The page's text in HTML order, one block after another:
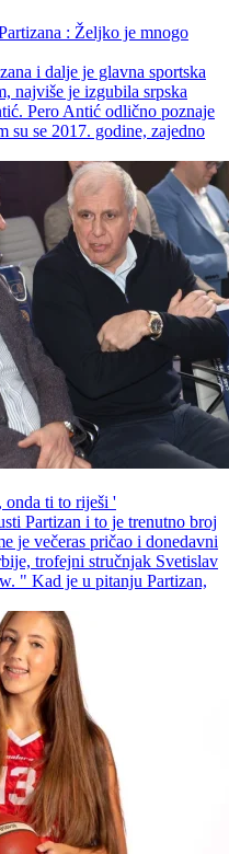
: Željko je mnogo
i dalje je glavna sportska
najviše je izgubila srpska
Pero Antić odlično poznaje
su se 2017. godine, zajedno
onda ti to riješi '
Partizan i to je trenutno broj
je večeras pričao i donedavni
trofejni stručnjak Svetislav
" Kad je u pitanju Partizan,